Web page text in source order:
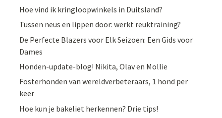
Hoe vind ik kringloopwinkels in Duitsland?
Tussen neus en lippen door: werkt reuktraining?
De Perfecte Blazers voor Elk Seizoen: Een Gids voor
Dames
Honden-update-blog! Nikita, Olav en Mollie
Fosterhonden van wereldverbeteraars, 1 hond per
keer
Hoe kun je bakeliet herkennen? Drie tips!